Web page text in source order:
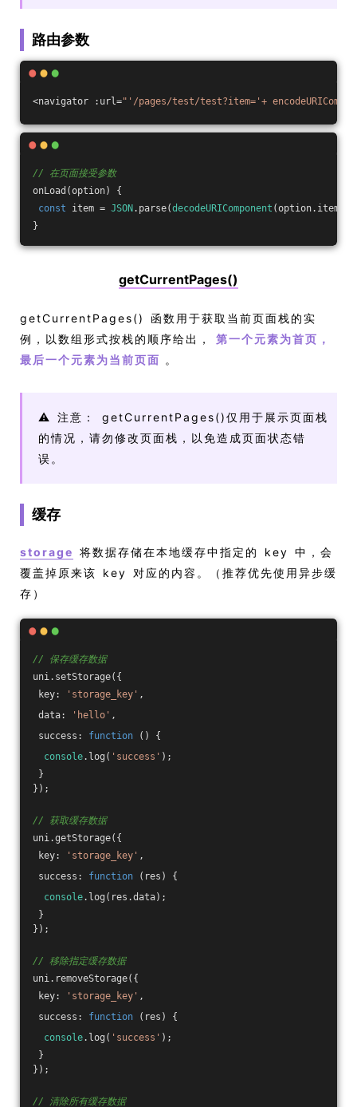
路由参数
<navigator :url="'/pages/test/test?item='+
// 在页面接受参数
onLoad(option) {
const item = JSON .parse(decodeURIComponent (option.item));
}
getCurrentPages()
getCurrentPages() 函数用于获取当前页面栈的实
例，以数组形式按栈的顺序给出，
第一个元素为首页，
最后一个元素为当前页面
。
⚠️ 注意： getCurrentPages()仅用于展示页面栈
的情况，请勿修改页面栈，以免造成页面状态错
误。
缓存
storage 将数据存储在本地缓存中指定的 key 中，会
覆盖掉原来该 key 对应的内容。（推荐优先使用异步缓
存）
// 保存缓存数据
uni.setStorage({
key:
'storage_key' ,
data:
'hello' ,
success: function ( ) {
console.log( 'success' );
}
});
// 获取缓存数据
uni.getStorage({
key:
'storage_key' ,
success: function ( res ) {
console.log(res.data);
}
});
// 移除指定缓存数据
uni.removeStorage({
key:
'storage_key' ,
success: function ( res ) {
console.log( 'success' );
}
});
// 清除所有缓存数据